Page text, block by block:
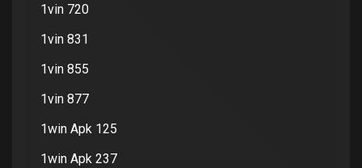
1vin 720
1vin 831
1vin 855
1vin 877
1win Apk 125
1win Apk 237